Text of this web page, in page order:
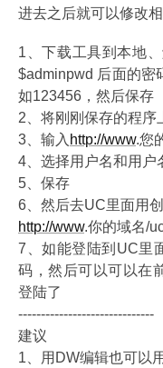
进去之后就可以修改
1、下载工具到本地
$adminpwd 后面的密
如123456，然后保存
2、将刚刚保存的程
3、输入 http://www.您
4、选择用户名和用户
5、保存
6、然后去UC里面用
http://www.你的域名/
7、如能登陆到UC里
码，然后可以可以在
登陆了
------------------------------
建议
1、用DW编辑也可以